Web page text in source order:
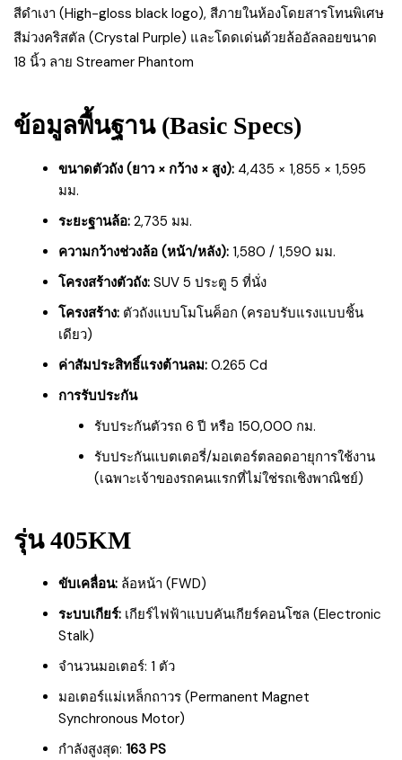
สีดำเงา (High-gloss black logo), สีภายในห้องโดยสารโทนพิเศษ
สีม่วงคริสตัล (Crystal Purple) และโดดเด่นด้วยล้ออัลลอยขนาด
18 นิ้ว ลาย Streamer Phantom
ข้อมูลพื้นฐาน (Basic Specs)
ขนาดตัวถัง (ยาว × กว้าง × สูง): 4,435 × 1,855 × 1,595
มม.
ระยะฐานล้อ: 2,735 มม.
ความกว้างช่วงล้อ (หน้า/หลัง): 1,580 / 1,590 มม.
โครงสร้างตัวถัง: SUV 5 ประตู 5 ที่นั่ง
โครงสร้าง: ตัวถังแบบโมโนค็อก (ครอบรับแรงแบบชิ้น
เดียว)
ค่าสัมประสิทธิ์แรงต้านลม: 0.265 Cd
การรับประกัน
รับประกันตัวรถ 6 ปี หรือ 150,000 กม.
รับประกันแบตเตอรี่/มอเตอร์ตลอดอายุการใช้งาน
(เฉพาะเจ้าของรถคนแรกที่ไม่ใช่รถเชิงพาณิชย์)
รุ่น 405KM
ขับเคลื่อน: ล้อหน้า (FWD)
ระบบเกียร์: เกียร์ไฟฟ้าแบบคันเกียร์คอนโซล (Electronic
Stalk)
จำนวนมอเตอร์: 1 ตัว
มอเตอร์แม่เหล็กถาวร (Permanent Magnet
Synchronous Motor)
กำลังสูงสุด: 163 PS